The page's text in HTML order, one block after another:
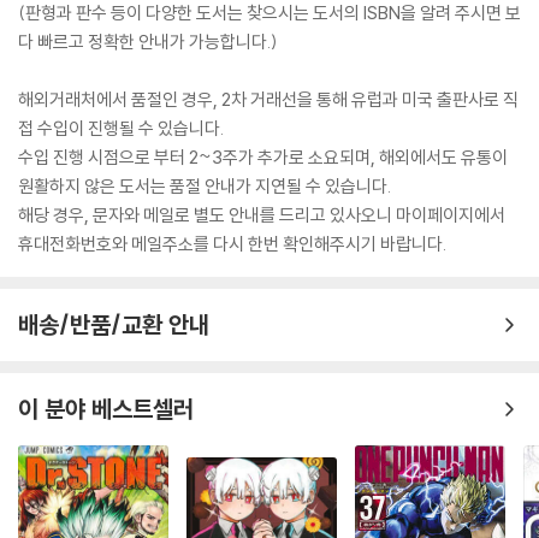
(판형과 판수 등이 다양한 도서는 찾으시는 도서의 ISBN을 알려 주시면 보
다 빠르고 정확한 안내가 가능합니다.)
해외거래처에서 품절인 경우, 2차 거래선을 통해 유럽과 미국 출판사로 직
접 수입이 진행될 수 있습니다.
수입 진행 시점으로 부터 2~3주가 추가로 소요되며, 해외에서도 유통이
원활하지 않은 도서는 품절 안내가 지연될 수 있습니다.
해당 경우, 문자와 메일로 별도 안내를 드리고 있사오니 마이페이지에서
휴대전화번호와 메일주소를 다시 한번 확인해주시기 바랍니다.
배송/반품/교환 안내
이 분야 베스트셀러